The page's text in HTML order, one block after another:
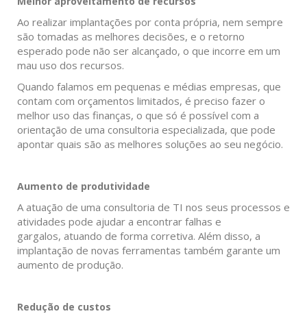
Ao realizar implantações por conta própria, nem sempre
são tomadas as melhores decisões, e o retorno
esperado pode não ser alcançado, o que incorre em um
mau uso dos recursos.
Quando falamos em pequenas e médias empresas, que
contam com orçamentos limitados, é preciso fazer o
melhor uso das finanças, o que só é possível com a
orientação de uma consultoria especializada, que pode
apontar quais são as melhores soluções ao seu negócio.
Aumento de produtividade
A atuação de uma consultoria de TI nos seus processos e
atividades pode ajudar a encontrar falhas e
gargalos, atuando de forma corretiva. Além disso, a
implantação de novas ferramentas também garante um
aumento de produção.
Redução de custos